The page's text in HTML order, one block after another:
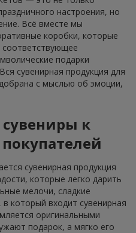
настроения, но
Всё вместе мы
коробки, которые
соответствующее
подарки
сувенирная продукция для
с мыслью об эмоции,
к
сувенирная продукция
которые легко дарить
мелочи, сладкие
который входит сувенирная
оригинальными
подарок, а мягко его